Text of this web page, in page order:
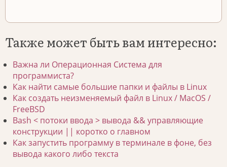
Также может быть вам интересно:
Важна ли Операционная Система для
программиста?
Как найти самые большие папки и файлы в Linux
Как создать неизменяемый файл в Linux / MacOS /
FreeBSD
Bash < потоки ввода > вывода && управляющие
конструкции || коротко о главном
Как запустить программу в терминале в фоне, без
вывода какого либо текста